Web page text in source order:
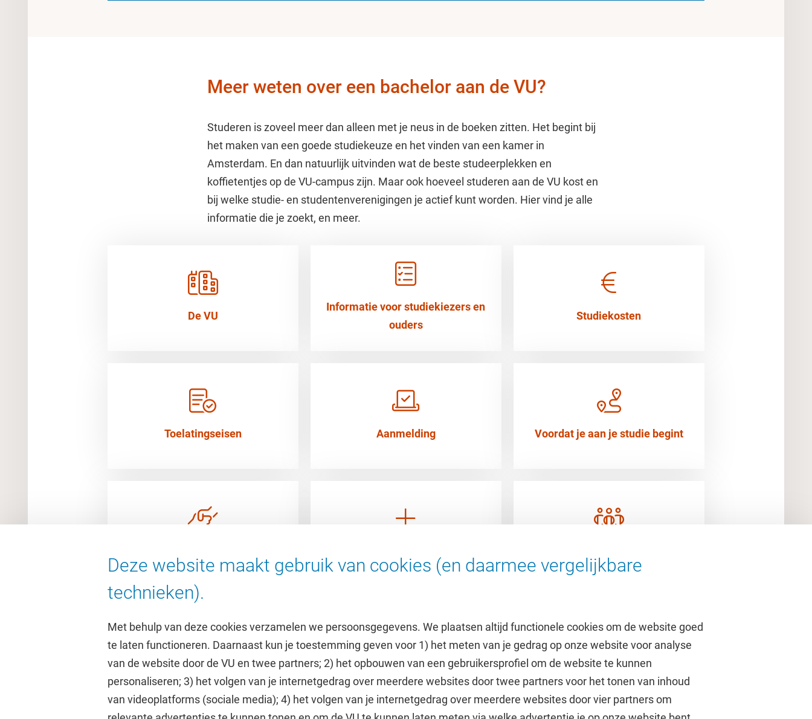
Meer weten over een bachelor aan de VU?
Studeren is zoveel meer dan alleen met je neus in de boeken zitten. Het begint bij
het maken van een goede studiekeuze en het vinden van een kamer in
Amsterdam. En dan natuurlijk uitvinden wat de beste studeerplekken en
koffietentjes op de VU-campus zijn. Maar ook hoeveel studeren aan de VU kost en
bij welke studie- en studentenverenigingen je actief kunt worden. Hier vind je alle
informatie die je zoekt, en meer.
De VU
Informatie voor studiekiezers en
ouders
Studiekosten
Toelatingseisen Aanmelding Voordat je aan je studie begint
Deze website maakt gebruik van cookies (en daarmee vergelijkbare
technieken).
Met behulp van deze cookies verzamelen we persoonsgegevens. We plaatsen altijd functionele cookies om de website goed
te laten functioneren. Daarnaast kun je toestemming geven voor 1) het meten van je gedrag op onze website voor analyse
van de website door de VU en twee partners; 2) het opbouwen van een gebruikersprofiel om de website te kunnen
personaliseren; 3) het volgen van je internetgedrag over meerdere websites door twee partners voor het tonen van inhoud
van videoplatforms (sociale media); 4) het volgen van je internetgedrag over meerdere websites door vier partners om
Direct naar Studie Uitgelicht Over de VU